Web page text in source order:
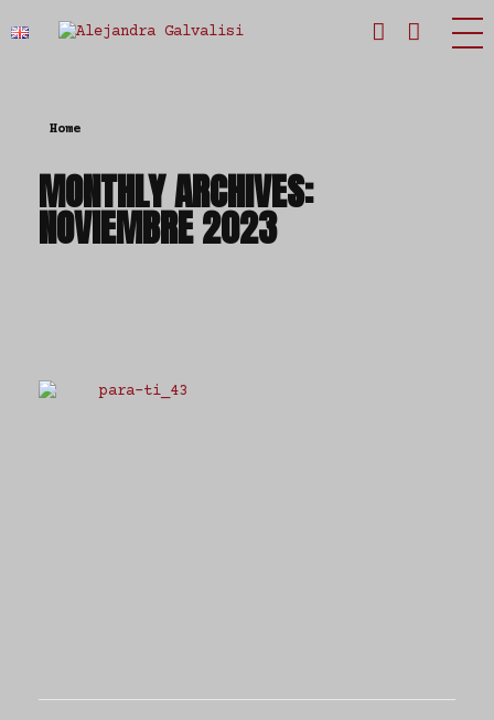
Home
MONTHLY ARCHIVES:
NOVIEMBRE 2023